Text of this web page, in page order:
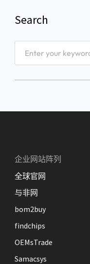
Search
企业网站阵列
全球官网
与非网
bom2buy
findchips
OEMsTrade
Samacsys